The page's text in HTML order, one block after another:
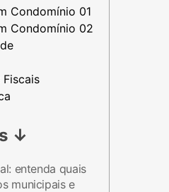
Condomínio 01
Condomínio 02
↓
entenda quais
municipais e